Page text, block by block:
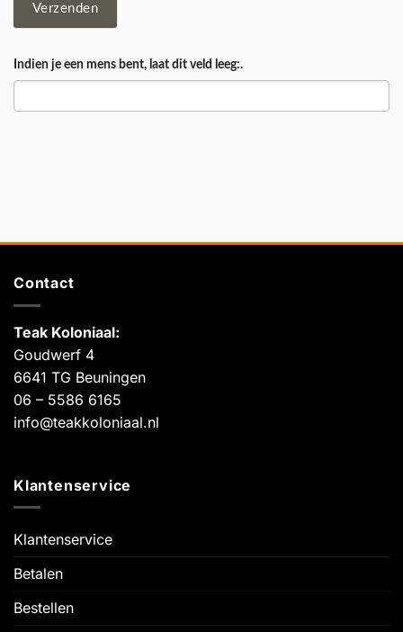
Verzenden
Indien je een mens bent, laat dit veld leeg:.
Contact
Teak Koloniaal:
Goudwerf 4
6641 TG Beuningen
06 – 5586 6165
info@teakkoloniaal.nl
Klantenservice
Klantenservice
Betalen
Bestellen